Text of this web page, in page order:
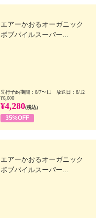
エアーかおるオーガニック
ボブパイルスーパー...
先行予約期間：8/7〜11 放送日：8/12
¥6,600
¥4,280(税込)
35%OFF
エアーかおるオーガニック
ボブパイルスーパー...